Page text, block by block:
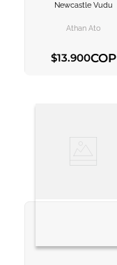
Newcastle Vudu
Athan Ato
$13.900COP